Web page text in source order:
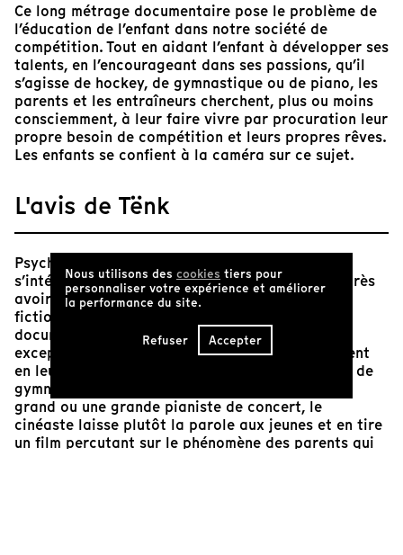
Ce long métrage documentaire pose le problème de
l’éducation de l’enfant dans notre société de
compétition. Tout en aidant l’enfant à développer ses
talents, en l’encourageant dans ses passions, qu’il
s’agisse de hockey, de gymnastique ou de piano, les
parents et les entraîneurs cherchent, plus ou moins
consciemment, à leur faire vivre par procuration leur
propre besoin de compétition et leurs propres rêves.
Les enfants se confient à la caméra sur ce sujet.
L'avis de Tënk
Psychoéducateur de formation, André Melançon
s’intéresse aux jeunes dès ses premiers films. Après
avoir écrit et réalisé trois courts métrages de
fiction pour un public jeunesse, il passe au
documentaire et signe ici une œuvre
exceptionnelle. Confronté à des parents qui voient
en leur enfant une future championne olympique de
gymnastique, un joueur de hockey de la LNH, un
grand ou une grande pianiste de concert, le
cinéaste laisse plutôt la parole aux jeunes et en tire
un film percutant sur le phénomène des parents qui
Nous utilisons des cookies tiers pour
personnaliser votre expérience et améliorer
la performance du site.
Refuser Accepter